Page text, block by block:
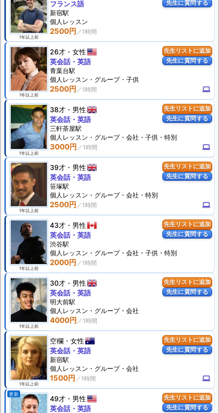
先生に質問する
1年以上前
2500円
フランス語
新宿駅
個人 レッスン
先生リストに追加
先生に質問する
1年以上前
26才 女性
2500円 computer
英会話・英語
青葉台駅
個人 レッスン ・グループ・子供
先生リストに追加
先生に質問する
1年以上前
38才 男性
3000円 computer
英会話・英語
三軒茶屋駅
個人 レッスン ・グループ・会社・子供・特別
先生リストに追加
先生に質問する
1年以上前
39才 男性
2500円 computer
英会話・英語
笹塚駅
個人 レッスン ・グループ・会社・特別
先生リストに追加
先生に質問する
1年以上前
43才 男性
2000円
英会話・英語
渋谷駅
個人 レッスン ・グループ・会社・子供・特別
先生リストに追加
先生に質問する
1年以上前
30才 男性
4000円
英会話・英語
明大前駅
個人 レッスン ・グループ・会社
先生リストに追加
先生に質問する
1年以上前
空欄 女性
1500円 computer
英会話・英語
新宿駅
個人 レッスン ・グループ・会社
先生リストに追加
先生に質問する
更新
49才 男性
英会話・英語